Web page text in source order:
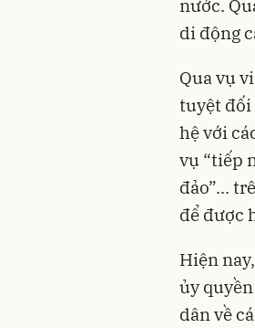
nước.
di động
Qua vụ
tuyệt đối
hệ với
vụ “tiếp
đảo”...
để được
Hiện
ủy
dân về